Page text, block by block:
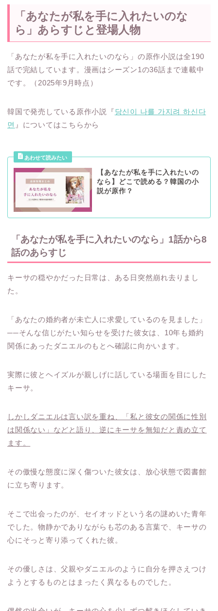
「あなたが私を手に入れたいのな
ら」あらすじと登場人物
「あなたが私を手に入れたいのなら」の原作小説は全190
話で完結しています。漫画はシーズン1の36話まで連載中
です。（2025年9月時点）
韓国で発売している原作小説『당신이 나를 가지려 하신다
면 』についてはこちらから
【あなたが私を手に入れたいの
なら】どこで読める？韓国の小
説が原作？
「あなたが私を手に入れたいのなら」1話から8
話のあらすじ
キーサの穏やかだった日常は、ある日突然崩れ去りまし
た。
「あなたの婚約者が未亡人に求愛しているのを見ました」
──そんな信じがたい知らせを受けた彼女は、10年も婚約
関係にあったダニエルのもとへ確認に向かいます。
実際に彼とヘイズルが親しげに話している場面を目にした
キーサ。
しかしダニエルは言い訳を重ね、「私と彼女の関係に性別
は関係ない」などと語り、逆にキーサを無知だと責め立て
ます。
その傲慢な態度に深く傷ついた彼女は、放心状態で図書館
に立ち寄ります。
そこで出会ったのが、セイオッドという名の謎めいた青年
でした。物静かでありながらも芯のある言葉で、キーサの
心にそっと寄り添ってくれた彼。
その優しさは、父親やダニエルのように自分を押さえつけ
ようとするものとはまったく異なるものでした。